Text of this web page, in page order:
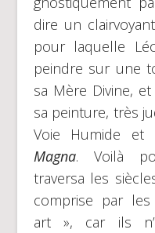
dire un
pour laquelle
peindre sur une
sa Mère Divine,
sa peinture, très
Voie Humide et
Magna. Voilà
traversa les
comprise par
art », car ils